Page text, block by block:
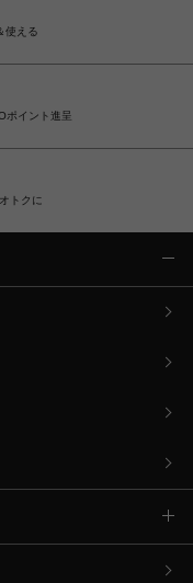
使える
ポイント進呈
トクに